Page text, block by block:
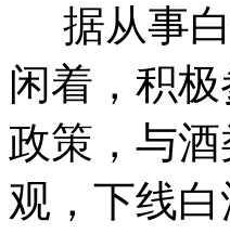
据从事白
闲着，积
政策，与
观，下线